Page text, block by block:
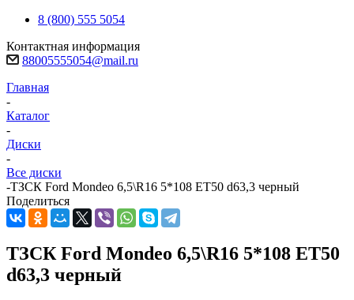
8 (800) 555 5054
Контактная информация
88005555054@mail.ru
Главная
-
Каталог
-
Диски
-
Все диски
-ТЗСК Ford Mondeo 6,5\R16 5*108 ET50 d63,3 черный
Поделиться
ТЗСК Ford Mondeo 6,5\R16 5*108 ET50
d63,3 черный